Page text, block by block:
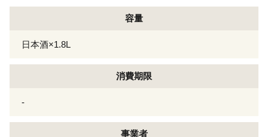
容量
日本酒×1.8L
消費期限
-
事業者